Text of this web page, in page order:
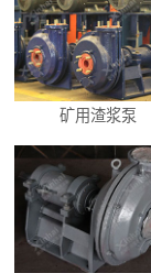
矿用渣浆泵